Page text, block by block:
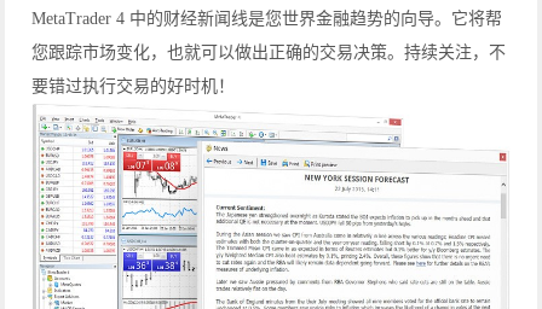
MetaTrader 4 中的财经新闻线是您世界金融趋势的向导。它将帮
您跟踪市场变化，也就可以做出正确的交易决策。持续关注，不
要错过执行交易的好时机！